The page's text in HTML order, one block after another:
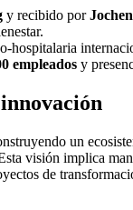
y recibido por
hospitalaria
empleados y
un
visión implica
de